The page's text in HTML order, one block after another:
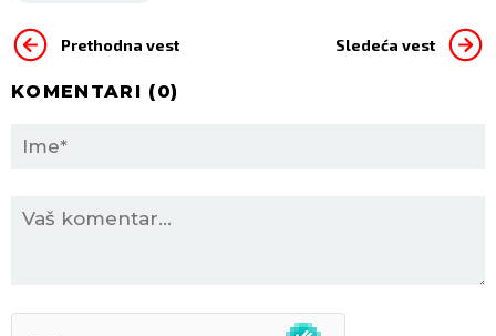
Prethodna vest Sledeća vest
KOMENTARI (0)